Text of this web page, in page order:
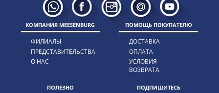
КОМПАНИЯ MEESENBURG
ФИЛИАЛЫ
ПРЕДСТАВИТЕЛЬСТВА
О НАС
ПОМОЩЬ ПОКУПАТЕЛЮ
ДОСТАВКА
ОПЛАТА
УСЛОВИЯ
ВОЗВРАТА
ПОЛЕЗНО ПОДПИШИТЕСЬ